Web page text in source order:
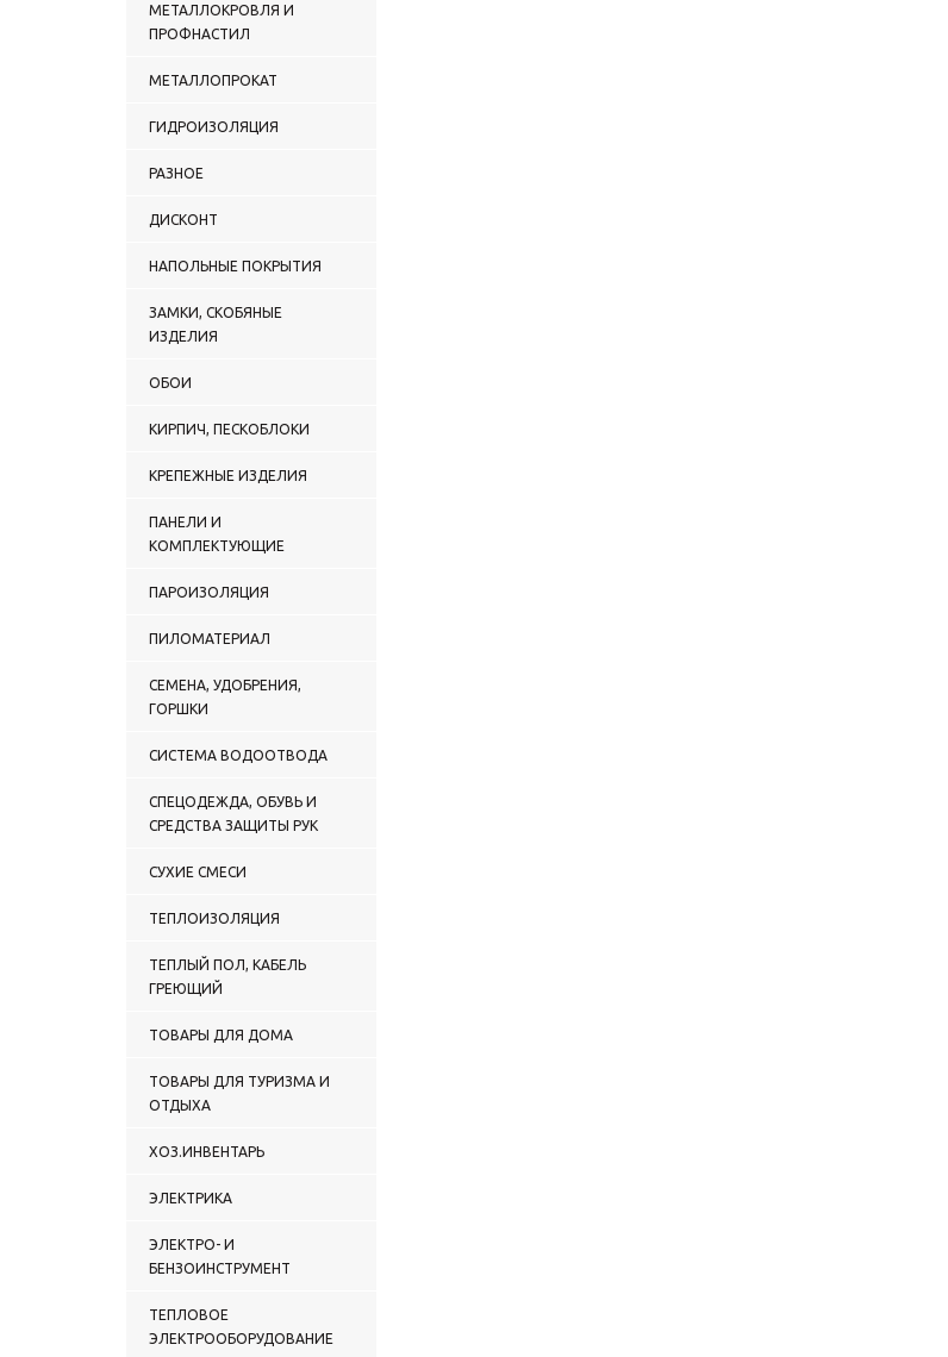
МЕТАЛЛОКРОВЛЯ И
ПРОФНАСТИЛ
МЕТАЛЛОПРОКАТ
ГИДРОИЗОЛЯЦИЯ
РАЗНОЕ
ДИСКОНТ
НАПОЛЬНЫЕ ПОКРЫТИЯ
ЗАМКИ, СКОБЯНЫЕ
ИЗДЕЛИЯ
ОБОИ
КИРПИЧ, ПЕСКОБЛОКИ
КРЕПЕЖНЫЕ ИЗДЕЛИЯ
ПАНЕЛИ И
КОМПЛЕКТУЮЩИЕ
ПАРОИЗОЛЯЦИЯ
ПИЛОМАТЕРИАЛ
СЕМЕНА, УДОБРЕНИЯ,
ГОРШКИ
СИСТЕМА ВОДООТВОДА
СПЕЦОДЕЖДА, ОБУВЬ И
СРЕДСТВА ЗАЩИТЫ РУК
СУХИЕ СМЕСИ
ТЕПЛОИЗОЛЯЦИЯ
ТЕПЛЫЙ ПОЛ, КАБЕЛЬ
ГРЕЮЩИЙ
ТОВАРЫ ДЛЯ ДОМА
ТОВАРЫ ДЛЯ ТУРИЗМА И
ОТДЫХА
ХОЗ.ИНВЕНТАРЬ
ЭЛЕКТРИКА
ЭЛЕКТРО- И
БЕНЗОИНСТРУМЕНТ
ТЕПЛОВОЕ
ЭЛЕКТРООБОРУДОВАНИЕ